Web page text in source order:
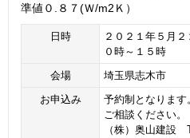
準値０.８７(Ｗ/m2Ｋ）
日時
２０２１年５月
０時～１５時
会場
埼玉県志木市
お申込み
予約制となりま
ご相談ください。
（株）奥山建設